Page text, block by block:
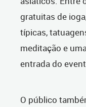
gratuitas de
típicas,
meditação e
entrada do
O público